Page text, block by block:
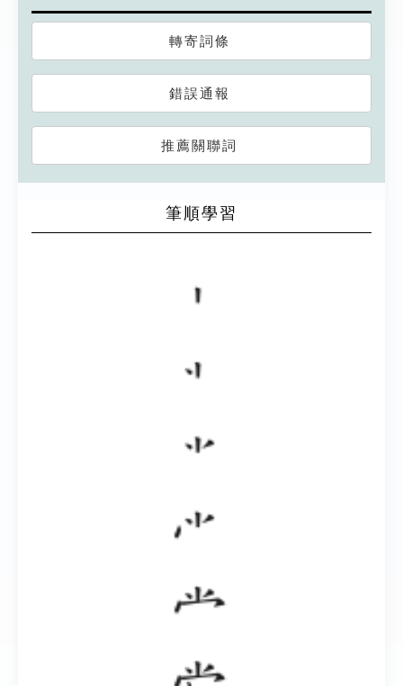
轉寄詞條
錯誤通報
推薦關聯詞
筆順學習